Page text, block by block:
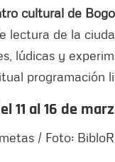
cultural de
lectura de la
lúdicas y
programación
11 al 16 de